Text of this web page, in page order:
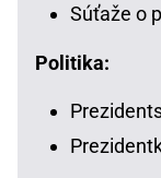
Súťaže o
Politika: